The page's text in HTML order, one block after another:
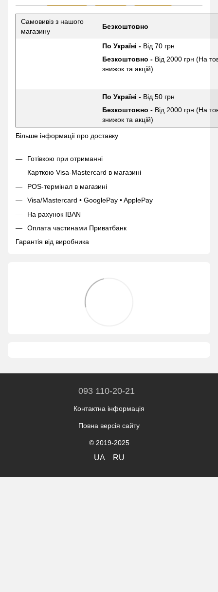
Самовивіз з нашого
магазину
Безкоштовно
По Україні - Від 70 грн
Безкоштовно - Від 2000 грн (На
знижок та акцій)
По Україні - Від 50 грн
Безкоштовно - Від 2000 грн (На
знижок та акцій)
Більше інформації про доставку
Готівкою при отриманні
Карткою Visa-Mastercard в магазині
POS-термінал в магазині
Visa/Mastercard • GooglePay • ApplePay
На рахунок IBAN
Оплата частинами Приватбанк
Гарантія від виробника
093 110-20-21
Контактна інформація
Повна версія сайту
© 2019-2025
UA RU